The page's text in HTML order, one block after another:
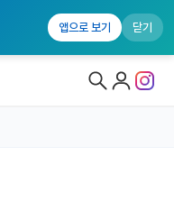
앱으로 보기 닫기